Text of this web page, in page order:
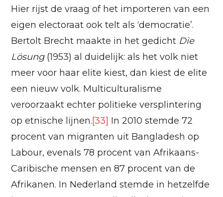
Hier rijst de vraag of het importeren van een
eigen electoraat ook telt als ‘democratie’.
Bertolt Brecht maakte in het gedicht Die
Lösung(1953) al duidelijk: als het volk niet
meer voor haar elite kiest, dan kiest de elite
een nieuw volk. Multiculturalisme
veroorzaakt echter politieke versplintering
op etnische lijnen.[33] In 2010 stemde 72
procent van migranten uit Bangladesh op
Labour, evenals 78 procent van Afrikaans-
Caribische mensen en 87 procent van de
Afrikanen. In Nederland stemde in hetzelfde